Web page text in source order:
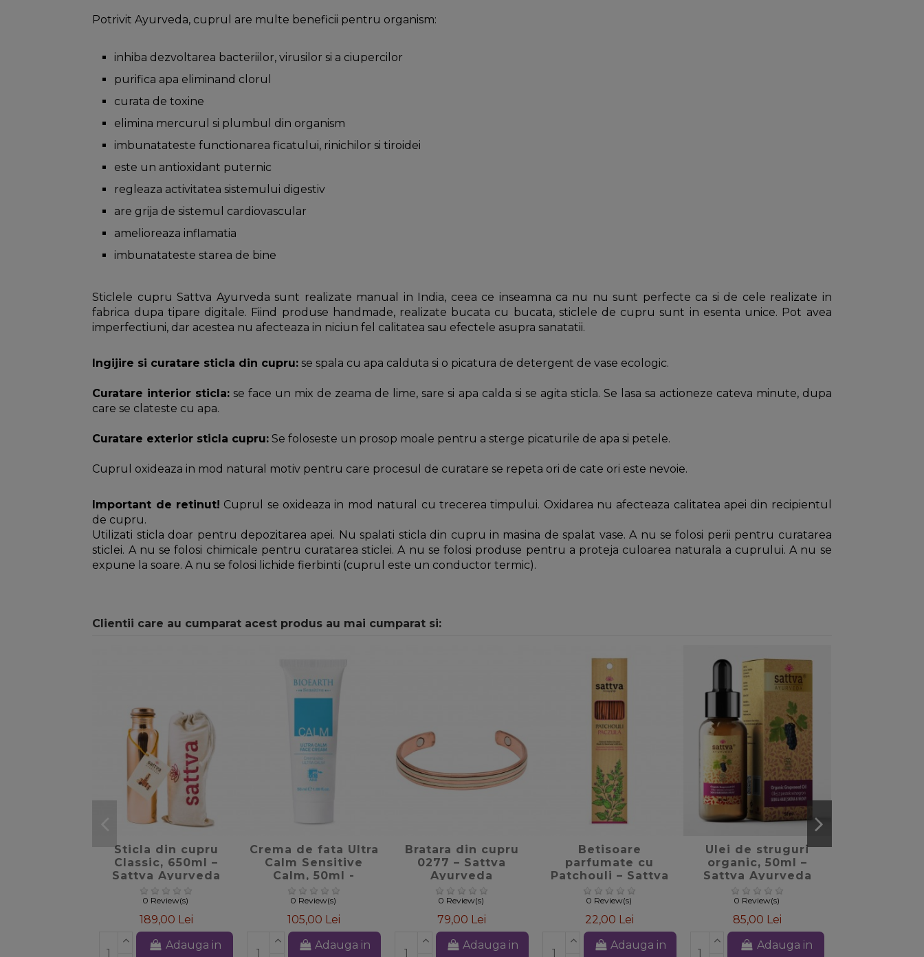
Potrivit Ayurveda, cuprul are multe beneficii pentru organism:
inhiba dezvoltarea bacteriilor, virusilor si a ciupercilor
purifica apa eliminand clorul
curata de toxine
elimina mercurul si plumbul din organism
imbunatateste functionarea ficatului, rinichilor si tiroidei
este un antioxidant puternic
regleaza activitatea sistemului digestiv
are grija de sistemul cardiovascular
amelioreaza inflamatia
imbunatateste starea de bine
Sticlele cupru Sattva Ayurveda sunt realizate manual in India, ceea ce inseamna ca nu nu sunt perfecte ca si de cele realizate in
fabrica dupa tipare digitale. Fiind produse handmade, realizate bucata cu bucata, sticlele de cupru sunt in esenta unice. Pot avea
imperfectiuni, dar acestea nu afecteaza in niciun fel calitatea sau efectele asupra sanatatii.
Ingijire si curatare sticla din cupru: se spala cu apa calduta si o picatura de detergent de vase ecologic.
Curatare interior sticla: se face un mix de zeama de lime, sare si apa calda si se agita sticla. Se lasa sa actioneze cateva minute, dupa
care se clateste cu apa.
Curatare exterior sticla cupru: Se foloseste un prosop moale pentru a sterge picaturile de apa si petele.
Cuprul oxideaza in mod natural motiv pentru care procesul de curatare se repeta ori de cate ori este nevoie.
Important de retinut! Cuprul se oxideaza in mod natural cu trecerea timpului. Oxidarea nu afecteaza calitatea apei din recipientul
de cupru.
Utilizati sticla doar pentru depozitarea apei. Nu spalati sticla din cupru in masina de spalat vase. A nu se folosi perii pentru curatarea
sticlei. A nu se folosi chimicale pentru curatarea sticlei. A nu se folosi produse pentru a proteja culoarea naturala a cuprului. A nu se
expune la soare. A nu se folosi lichide fierbinti (cuprul este un conductor termic).
Clientii care au cumparat acest produs au mai cumparat si:
favorite_border
Sticla din cupru
Classic, 650ml –
Sattva Ayurveda
0 Review(s)
189,00 Lei
Adauga in
Crema de fata Ultra
Calm Sensitive
Calm, 50ml -
Bioearth
0 Review(s)
105,00 Lei
Adauga in
Bratara din cupru
0277 – Sattva
Ayurveda
0 Review(s)
79,00 Lei
Adauga in
Betisoare
parfumate cu
Patchouli – Sattva
Ayurveda
0 Review(s)
22,00 Lei
Adauga in
favorite_border
Ulei de struguri
organic, 50ml –
Sattva Ayurveda
0 Review(s)
85,00 Lei
Adauga in